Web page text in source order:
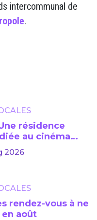
intercommunal de
.
résidence
au cinéma
2029
2026
rendez-vous à ne
août